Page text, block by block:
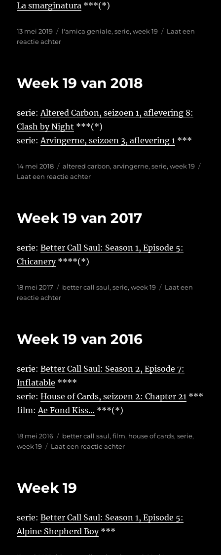
La smarginatura ***(*)
Geplaatst
op
13 mei 2019 Tags
l'amica geniale,serie,week 19
Laat een
reactie achterop
2019
Week 19 van 2018
serie:Altered Carbon, seizoen 1, aflevering 8:
Clash by Night ***(*)
serie:Arvingerne, seizoen 3, aflevering 1 ***
Geplaatst
op
14 mei 2018 Tags
altered carbon,arvingerne,serie,week 19
Laat een reactie achterop
2018
Week 19 van 2017
serie:Better Call Saul: Season 1, Episode 5:
Chicanery****(*)
Geplaatst
op
18 mei 2017 Tags
better call saul,serie,week 19
Laat een
reactie achterop
2017
Week 19 van 2016
serie:Better Call Saul: Season 2, Episode 7:
Inflatable ****
serie:House of Cards, seizoen 2: Chapter 21 ***
film:Ae Fond Kiss… ***(*)
Geplaatst
op
18 mei 2016 Tags
better call saul,film, house of cards,serie,
week 19
Laat een reactie achterop
Week 19
serie:Better Call Saul: Season 1, Episode 5:
Alpine Shepherd Boy***